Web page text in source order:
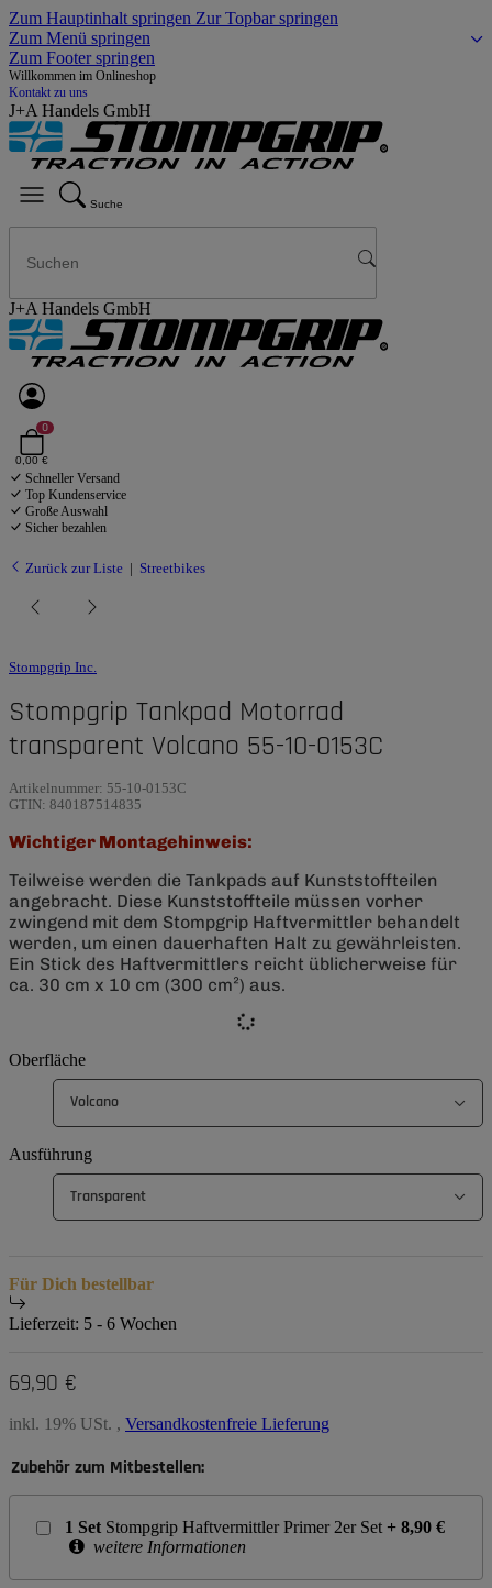
Zum Hauptinhalt springen Zur Topbar springen
Zum Menü springen
Zum Footer springen
Willkommen im Onlineshop
Kontakt zu uns
J+A Handels GmbH
Suche
J+A Handels GmbH
0
0,00 €
Schneller Versand
Top Kundenservice
Große Auswahl
Sicher bezahlen
Zurück zur Liste Streetbikes
Stompgrip Inc.
Stompgrip Tankpad Motorrad
transparent Volcano 55-10-0153C
Artikelnummer: 55-10-0153C
GTIN: 840187514835
Wichtiger Montagehinweis:
Teilweise werden die Tankpads auf Kunststoffteilen
angebracht. Diese Kunststoffteile müssen vorher
zwingend mit dem Stompgrip Haftvermittler behandelt
werden, um einen dauerhaften Halt zu gewährleisten.
Ein Stick des Haftvermittlers reicht üblicherweise für
ca. 30 cm x 10 cm (300 cm²) aus.
Oberfläche
Volcano
Ausführung
Transparent
Für Dich bestellbar
Lieferzeit: 5 - 6 Wochen
69,90 €
inkl. 19% USt. , Versandkostenfreie Lieferung
Zubehör zum Mitbestellen:
1 Set Stompgrip Haftvermittler Primer 2er Set + 8,90 €
weitere Informationen